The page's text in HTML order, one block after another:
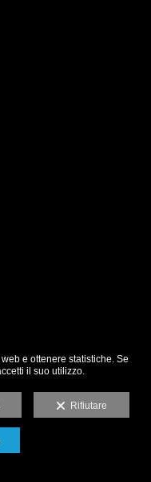
e ottenere statistiche. Se
il suo utilizzo.
Rifiutare